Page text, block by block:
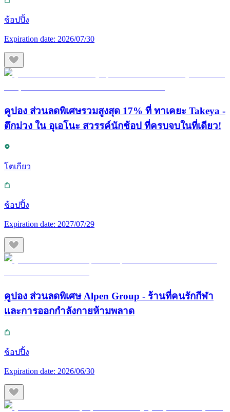
ช้อปปิ้ง
Expiration date: 2026/07/30
คูปอง ส่วนลดพิเศษรวมสูงสุด 17% ที่ ทาเคยะ Takeya -
ตึกม่วง ใน อุเอโนะ สวรรค์นักช้อป ที่ครบจบในที่เดียว!
โตเกียว
ช้อปปิ้ง
Expiration date: 2027/07/29
คูปอง ส่วนลดพิเศษ Alpen Group - ร้านที่คนรักกีฬา
และการออกกำลังกายห้ามพลาด
ช้อปปิ้ง
Expiration date: 2026/06/30